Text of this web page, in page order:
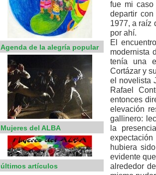
Agenda de la alegría popular
Mujeres del ALBA
últimos artículos
fue mi
departir
1977, a raíz
por ahí.
El
modernista
tenía una
Cortázar y
el novelista
Rafael
entonces
elevación
gallinero:
la
hubiera
evidente
alrededor